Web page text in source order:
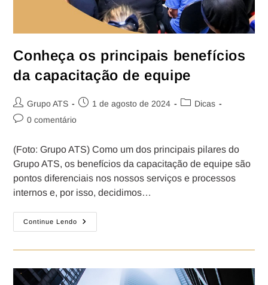
Conheça os principais benefícios
da capacitação de equipe
Grupo ATS 1 de agosto de 2024
Dicas
0 comentário
(Foto: Grupo ATS) Como um dos principais pilares do
Grupo ATS, os benefícios da capacitação de equipe são
pontos diferenciais nos nossos serviços e processos
internos e, por isso, decidimos…
Continue Lendo